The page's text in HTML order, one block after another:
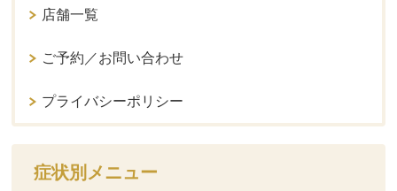
店舗一覧
ご予約／お問い合わせ
プライバシーポリシー
症状別メニュー